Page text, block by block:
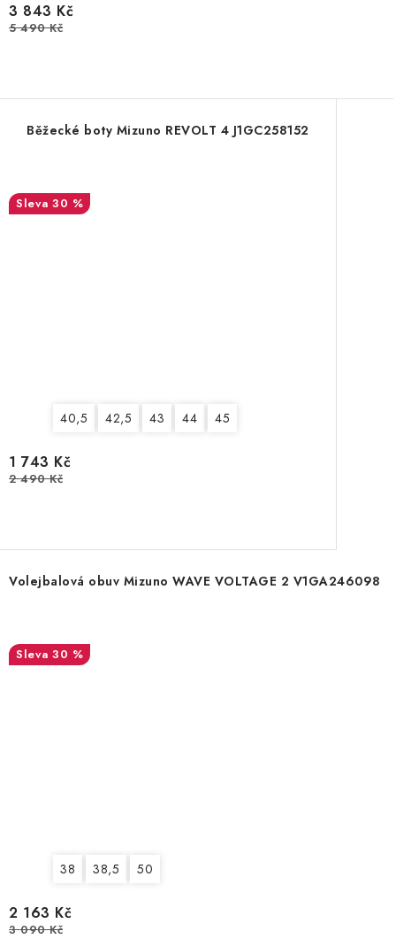
3 843 Kč
5 490 Kč
Běžecké boty Mizuno REVOLT 4 J1GC258152
30 %
40,5 42,5 43 44 45
1 743 Kč
2 490 Kč
Volejbalová obuv Mizuno WAVE VOLTAGE 2 V1GA246098
30 %
38 38,5 50
2 163 Kč
3 090 Kč